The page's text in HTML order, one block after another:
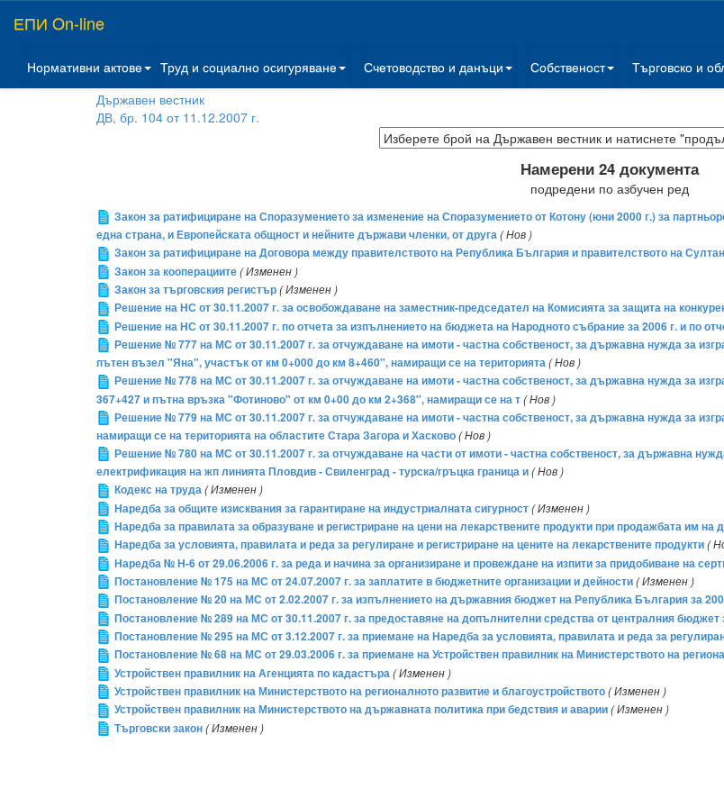
ЕПИ On-line
Нормативни актове Труд и социално осигуряване Счетоводство и данъци Собственост Търговско и
Държавен вестник
ДВ, бр. 104 от 11.12.2007 г.
Намерени 24 документа
подредени по азбучен ред
Закон за ратифициране на Споразумението за изменение на Споразумението от Котону (юни 2000 г.) за
една страна, и Европейската общност и нейните държави членки, от друга( Нов )
Закон за ратифициране на Договора между правителството на Република България и правителството на
Закон за кооперациите( Изменен )
Закон за търговския регистър( Изменен )
Решение на НС от 30.11.2007 г. за освобождаване на заместник-председател на Комисията за защита на
Решение на НС от 30.11.2007 г. по отчета за изпълнението на бюджета на Народното събрание за 2006 г. и по
Решение № 777 на МС от 30.11.2007 г. за отчуждаване на имоти - частна собственост, за държавна нужда за
пътен възел "Яна", участък от км 0+000 до км 8+460", намиращи се на територията( Нов )
Решение № 778 на МС от 30.11.2007 г. за отчуждаване на имоти - частна собственост, за държавна нужда за
367+427 и пътна връзка "Фотиново" от км 0+00 до км 2+368", намиращи се на т( Нов )
Решение № 779 на МС от 30.11.2007 г. за отчуждаване на имоти - частна собственост, за държавна нужда за
намиращи се на територията на областите Стара Загора и Хасково( Нов )
Решение № 780 на МС от 30.11.2007 г. за отчуждаване на части от имоти - частна собственост, за държавна
електрификация на жп линията Пловдив - Свиленград - турска/гръцка граница и( Нов )
Кодекс на труда( Изменен )
Наредба за общите изисквания за гарантиране на индустриалната сигурност( Изменен )
Наредба за правилата за образуване и регистриране на цени на лекарствените продукти при продажбата им на
Наредба за условията, правилата и реда за регулиране и регистриране на цените на лекарствените продукти(
Наредба № Н-6 от 29.06.2006 г. за реда и начина за организиране и провеждане на изпити за придобиване на
Постановление № 175 на МС от 24.07.2007 г. за заплатите в бюджетните организации и дейности( Изменен )
Постановление № 20 на МС от 2.02.2007 г. за изпълнението на държавния бюджет на Република България за
Постановление № 289 на МС от 30.11.2007 г. за предоставяне на допълнителни средства от централния бюджет
Постановление № 295 на МС от 3.12.2007 г. за приемане на Наредба за условията, правилата и реда за
Постановление № 68 на МС от 29.03.2006 г. за приемане на Устройствен правилник на Министерството на
Устройствен правилник на Агенцията по кадастъра( Изменен )
Устройствен правилник на Министерството на регионалното развитие и благоустройството( Изменен )
Устройствен правилник на Министерството на държавната политика при бедствия и аварии( Изменен )
Търговски закон( Изменен )